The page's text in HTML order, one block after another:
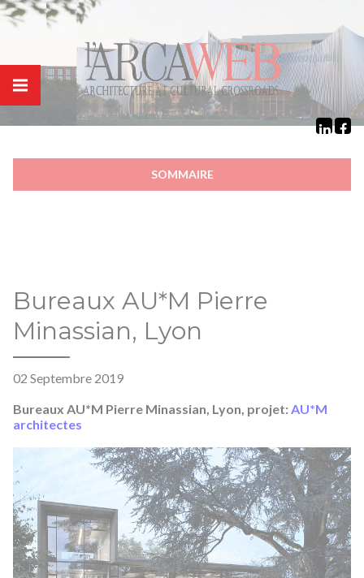
SOMMAIRE
Bureaux AU*M Pierre
Minassian, Lyon
02 Septembre 2019
Bureaux AU*M Pierre Minassian, Lyon, projet: AU*M
architectes
Panneau de gestion des cookies